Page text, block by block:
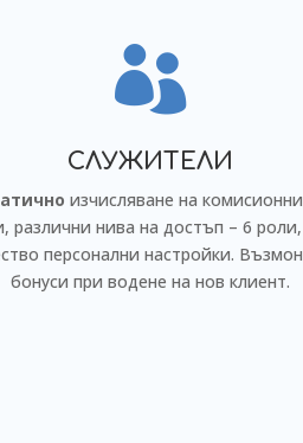

СЛУЖИТЕЛИ
изчисляване на
различни нива на достъп – 6 роли,
персонални настройки.
бонуси при водене на нов клиент.